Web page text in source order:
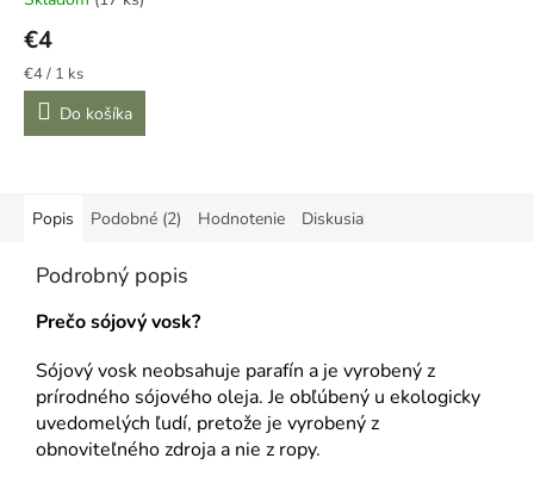
€4
Jednotková
cena:
€4 / 1 ks
Do košíka
Popis Podobné (2) Hodnotenie Diskusia
Podrobný popis
Prečo sójový vosk?
Sójový vosk neobsahuje parafín a je vyrobený z
prírodného sójového oleja. Je obľúbený u ekologicky
uvedomelých ľudí, pretože je vyrobený z
obnoviteľného zdroja a nie z ropy.